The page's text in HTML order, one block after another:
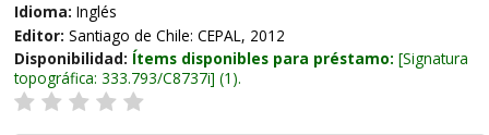
Idioma: Inglés
Editor: Santiago de Chile: CEPAL, 2012
Disponibilidad: Ítems disponibles para préstamo: Signatura
topográfica: 333.793/C8737i (1).